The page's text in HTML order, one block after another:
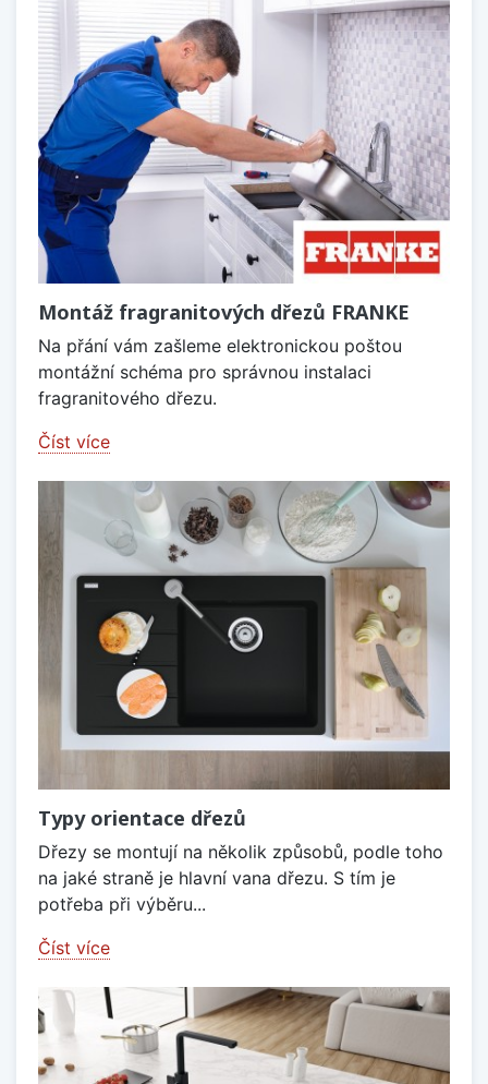
Montáž fragranitových dřezů FRANKE
Na přání vám zašleme elektronickou poštou
montážní schéma pro správnou instalaci
fragranitového dřezu.
Číst více
Typy orientace dřezů
Dřezy se montují na několik způsobů, podle toho
na jaké straně je hlavní vana dřezu. S tím je
potřeba při výběru...
Číst více